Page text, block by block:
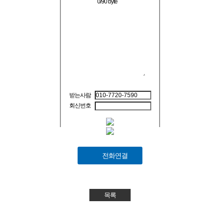
0/90 byte
받는사람
회신번호
전화연결
목록